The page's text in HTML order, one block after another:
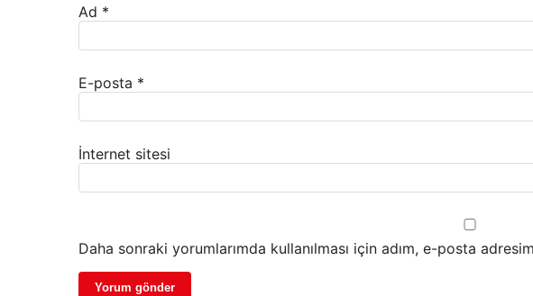
Ad *
E-posta *
İnternet sitesi
Daha sonraki yorumlarımda kullanılması için adım, e-posta